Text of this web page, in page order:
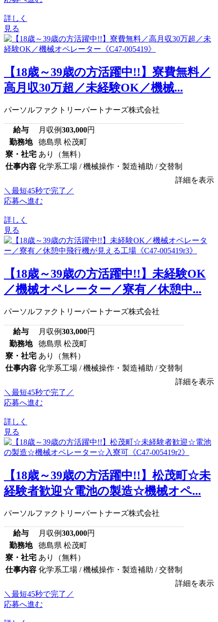
詳しく
見る
【18歳～39歳の方活躍中!!】寮費無料／
高月収30万超／未経験OK／機械...
パーソルファクトリーパートナーズ株式会社
給与 月収例303,000円
勤務地
徳島県 松茂町
寮・社宅 あり（無料）
仕事内容 化学系工場 / 機械操作・製造補助 / 交替制
詳細を表示
＼最短45秒で完了／
応募へ進む
詳しく
見る
【18歳～39歳の方活躍中!!】未経験OK
／機械オペレーター／寮有／休憩中...
パーソルファクトリーパートナーズ株式会社
給与 月収例303,000円
勤務地
徳島県 松茂町
寮・社宅 あり（無料）
仕事内容 化学系工場 / 機械操作・製造補助 / 交替制
詳細を表示
＼最短45秒で完了／
応募へ進む
詳しく
見る
【18歳～39歳の方活躍中!!】松茂町☆未
経験者歓迎☆電池の製造☆機械オペ...
パーソルファクトリーパートナーズ株式会社
給与 月収例303,000円
勤務地
徳島県 松茂町
寮・社宅 あり（無料）
仕事内容 化学系工場 / 機械操作・製造補助 / 交替制
詳細を表示
＼最短45秒で完了／
応募へ進む